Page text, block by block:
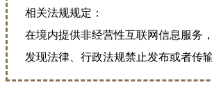
相关法规规定：
在境内提供非经营性互联网信息服务
发现法律、行政法规禁止发布或者传